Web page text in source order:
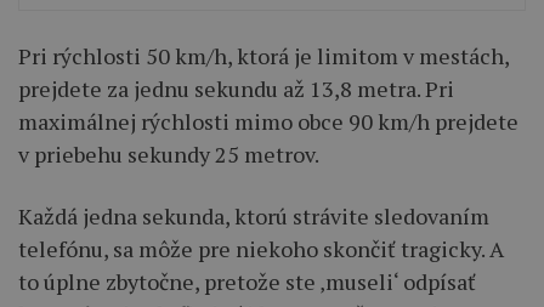
Pri rýchlosti 50 km/h, ktorá je limitom v mestách,
prejdete za jednu sekundu až 13,8 metra. Pri
maximálnej rýchlosti mimo obce 90 km/h prejdete
v priebehu sekundy 25 metrov.
Každá jedna sekunda, ktorú strávite sledovaním
telefónu, sa môže pre niekoho skončiť tragicky. A
to úplne zbytočne, pretože ste ‚museli‘ odpísať